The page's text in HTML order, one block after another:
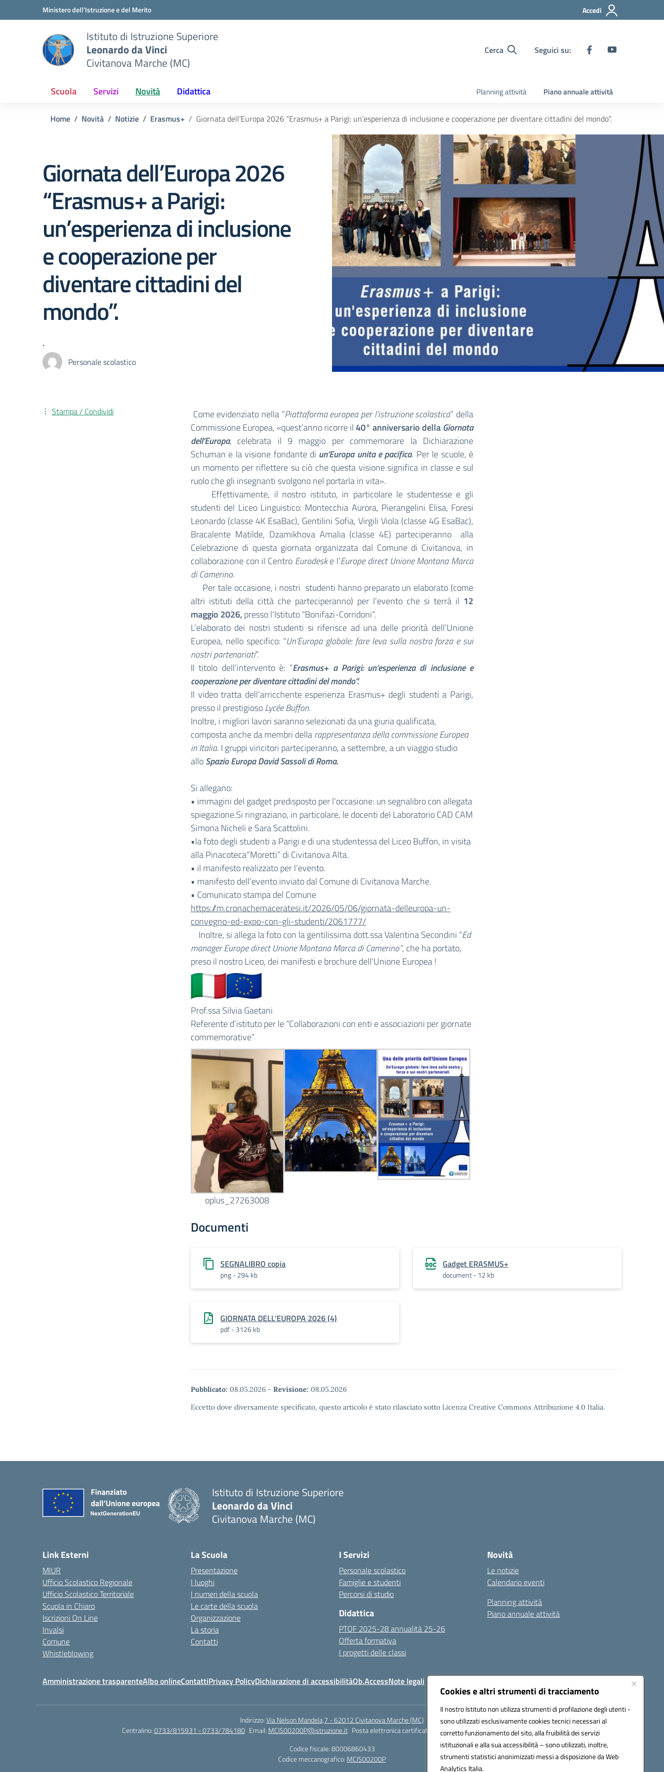
Cookies e altri strumenti di tracciamento
Il nostro Istituto non utilizza strumenti di profilazione degli utenti -
sono utilizzati esclusivamente cookies tecnici necessari al
corretto funzionamento del sito, alla fruibilità dei servizi
istituzionali e alla sua accessibilità – sono utilizzati, inoltre,
strumenti statistici anonimizzati messi a disposizione da Web
Analytics Italia.
Vai ai contenuti
Vai al menu di navigazioneMinistero dell'Istruzione e del Merito Accedi
Istituto di Istruzione Superiore
Leonardo da Vinci
Civitanova Marche (MC)
Cerca Seguici su:
Scuola Servizi Novità Didattica Planning attività Piano annuale attività
Home Novità Notizie Erasmus+ Giornata dell’Europa 2026 “Erasmus+ a Parigi: un’esperienza di inclusione e cooperazione per diventare cittadini del mondo”.
Giornata dell’Europa 2026
“Erasmus+ a Parigi:
un’esperienza di inclusione
e cooperazione per
diventare cittadini del
mondo”.
.
Personale scolastico
Come evidenziato nella “Piattaforma europea per l’istruzione scolastica” della
Commissione Europea, «quest’anno ricorre il40° anniversario della Giornata
dell’Europa, celebrata il 9 maggio per commemorare la Dichiarazione
Schuman e la visione fondante di un’Europa unita e pacifica. Per le scuole, è
un momento per riflettere su ciò che questa visione significa in classe e sul
ruolo che gli insegnanti svolgono nel portarla in vita».
Effettivamente, il nostro istituto, in particolare le studentesse e gli
studenti del Liceo Linguistico: Montecchia Aurora, Pierangelini Elisa, Foresi
Leonardo (classe 4K EsaBac), Gentilini Sofia, Virgili Viola (classe 4G EsaBac),
Bracalente Matilde, Dzamikhova Amalia (classe 4E) parteciperanno alla
Celebrazione di questa giornata organizzata dal Comune di Civitanova, in
collaborazione con il Centro Eurodeske l’Europe direct Unione Montana Marca
di Camerino.
Per tale occasione, i nostri studenti hanno preparato un elaborato (come
altri istituti della città che parteciperanno) per l’evento che si terrà il 12
maggio 2026,presso l’Istituto “Bonifazi-Corridoni”.
L’elaborato dei nostri studenti si riferisce ad una delle priorità dell’Unione
Europea, nello specifico: “Un’Europa globale: fare leva sulla nostra forza e sui
nostri partenariati“.
Il titolo dell’intervento è: “Erasmus+ a Parigi: un’esperienza di inclusione e
cooperazione per diventare cittadini del mondo”.
Il video tratta dell’arricchente esperienza Erasmus+ degli studenti a Parigi,
presso il prestigiosoLycée Buffon.
Inoltre, i migliori lavori saranno selezionati da una giuria qualificata,
composta anche da membri dellarappresentanza della commissione Europea
in Italia. I gruppi vincitori parteciperanno, a settembre, a un viaggio studio
alloSpazio Europa David Sassoli di Roma.
Si allegano:
• immagini del gadget predisposto per l’occasione: un segnalibro con allegata
spiegazione.Si ringraziano, in particolare, le docenti del Laboratorio CAD CAM
Simona Nicheli e Sara Scattolini.
•la foto degli studenti a Parigi e di una studentessa del Liceo Buffon, in visita
alla Pinacoteca”Moretti” di Civitanova Alta.
• il manifesto realizzato per l’evento.
• manifesto dell’evento inviato dal Comune di Civitanova Marche.
• Comunicato stampa del Comune
https://m.cronachemaceratesi.it/2026/05/06/giornata-delleuropa-un-
convegno-ed-expo-con-gli-studenti/2061777/
Inoltre, si allega la foto con la gentilissima dott.ssa Valentina Secondini “Ed
manager Europe direct Unione Montana Marca di Camerino”, che ha portato,
preso il nostro Liceo, dei manifesti e brochure dell’Unione Europea !
Prof.ssa Silvia Gaetani
Referente d’istituto per le “Collaborazioni con enti e associazioni per giornate
commemorative”
oplus_27263008
Documenti
SEGNALIBRO copia
png - 294 kb
Gadget ERASMUS+
document - 12 kb
GIORNATA DELL’EUROPA 2026 (4)
pdf - 3126 kb
Pubblicato: 08.05.2026 - Revisione: 08.05.2026
Eccetto dove diversamente specificato, questo articolo è stato rilasciato sotto Licenza Creative Commons Attribuzione 4.0 Italia.
Stampa / Condividi
Istituto di Istruzione Superiore
Leonardo da Vinci
Civitanova Marche (MC)
Link Esterni
MIUR
Ufficio Scolastico Regionale
Ufficio Scolastico Territoriale
Scuola in Chiaro
Iscrizioni On Line
Invalsi
Comune
Whistleblowing
La Scuola
Presentazione
I luoghi
I numeri della scuola
Le carte della scuola
Organizzazione
La storia
Contatti
I Servizi
Personale scolastico
Famiglie e studenti
Percorsi di studio
Didattica
PTOF 2025-28 annualità 25-26
Offerta formativa
I progetti delle classi
Novità
Le notizie
Calendario eventi
Planning attività
Piano annuale attività
Amministrazione trasparenteAlbo onlineContattiPrivacy PolicyDichiarazione di accessibilitàOb.AccessNote legali
Indirizzo:Via Nelson Mandela,7 - 62012 Civitanova Marche (MC)
Centralino:0733/815931 - 0733/784180 Email: MCIS00200P@istruzione.it Posta elettronica certificata (PEC):MCIS00200P@pec.istruzione.it
Codice fiscale: 80006860433
Codice meccanografico: MCIS00200P